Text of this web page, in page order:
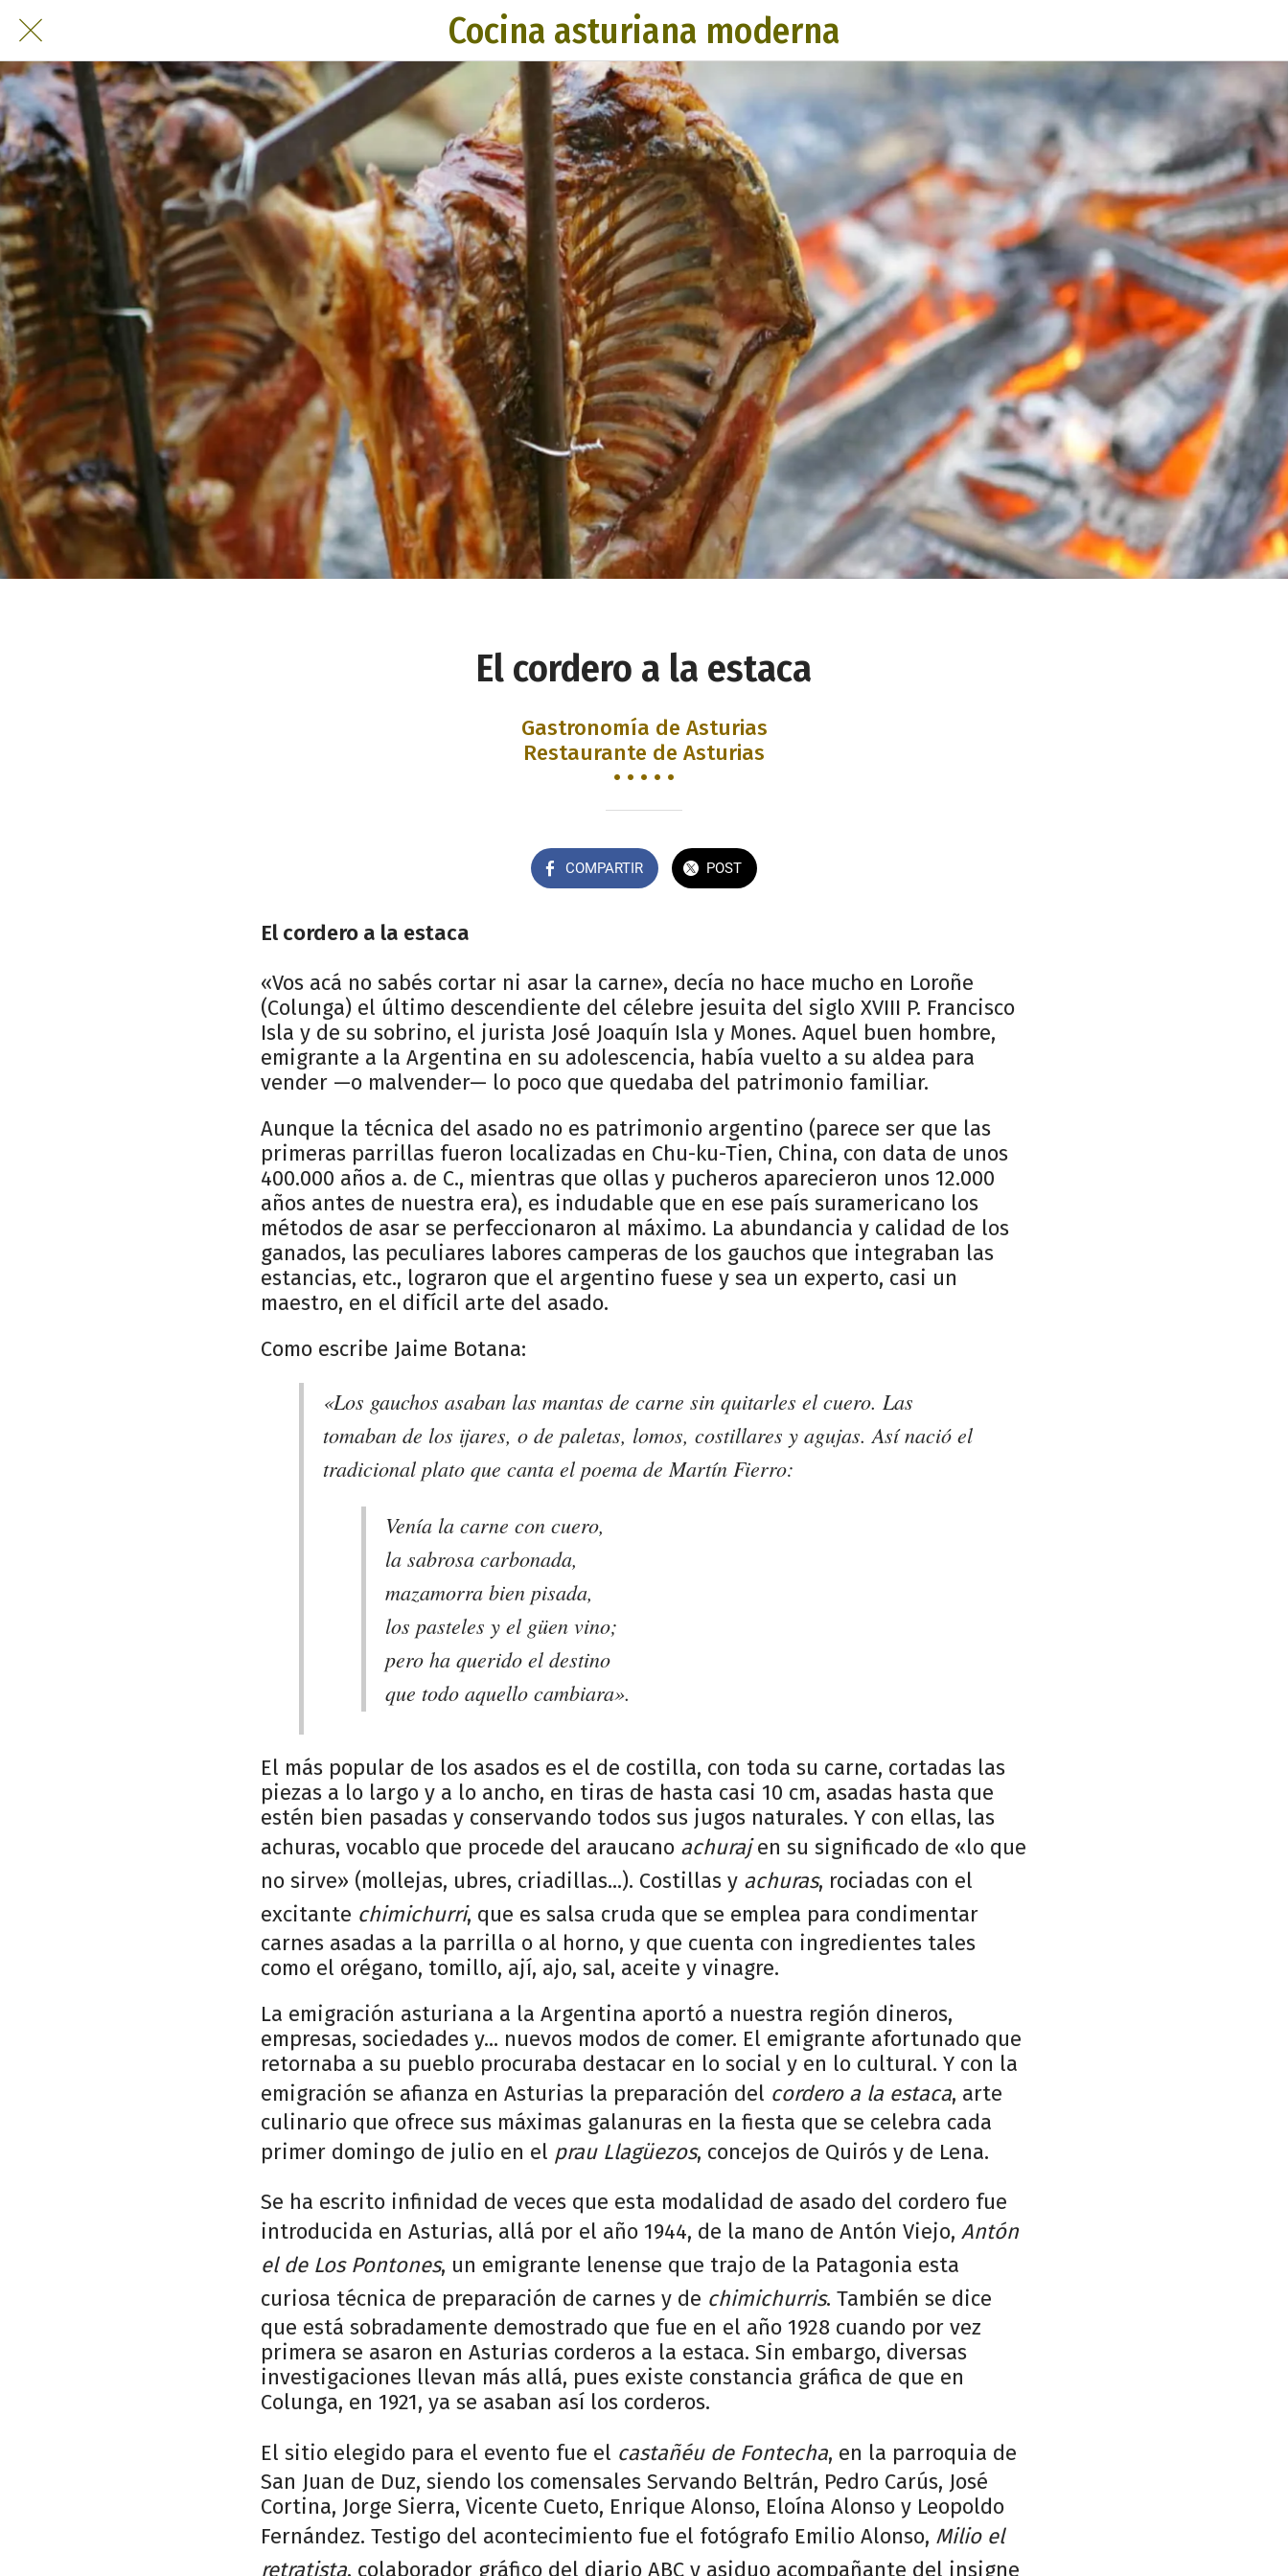
Cocina asturiana moderna
El cordero a la estaca
Gastronomía de Asturias
Restaurante de Asturias
• • • • •
COMPARTIR POST
El cordero a la estaca
«Vos acá no sabés cortar ni asar la carne», decía no hace mucho en Loroñe
(Colunga) el último descendiente del célebre jesuita del siglo XVIII P. Francisco
Isla y de su sobrino, el jurista José Joaquín Isla y Mones. Aquel buen hombre,
emigrante a la Argentina en su adolescencia, había vuelto a su aldea para
vender —o malvender— lo poco que quedaba del patrimonio familiar.
Aunque la técnica del asado no es patrimonio argentino (parece ser que las
primeras parrillas fueron localizadas en Chu-ku-Tien, China, con data de unos
400.000 años a. de C., mientras que ollas y pucheros aparecieron unos 12.000
años antes de nuestra era), es indudable que en ese país suramericano los
métodos de asar se perfeccionaron al máximo. La abundancia y calidad de los
ganados, las peculiares labores camperas de los gauchos que integraban las
estancias, etc., lograron que el argentino fuese y sea un experto, casi un
maestro, en el difícil arte del asado.
Como escribe Jaime Botana:
«Los gauchos asaban las mantas de carne sin quitarles el cuero. Las
tomaban de los ijares, o de paletas, lomos, costillares y agujas. Así nació el
tradicional plato que canta el poema de Martín Fierro:
Venía la carne con cuero,
la sabrosa carbonada,
mazamorra bien pisada,
los pasteles y el güen vino;
pero ha querido el destino
que todo aquello cambiara».
El más popular de los asados es el de costilla, con toda su carne, cortadas las
piezas a lo largo y a lo ancho, en tiras de hasta casi 10 cm, asadas hasta que
estén bien pasadas y conservando todos sus jugos naturales. Y con ellas, las
achuras, vocablo que procede del araucano achurajen su significado de «lo que
no sirve» (mollejas, ubres, criadillas...). Costillas y achuras, rociadas con el
excitante chimichurri, que es salsa cruda que se emplea para condimentar
carnes asadas a la parrilla o al horno, y que cuenta con ingredientes tales
como el orégano, tomillo, ají, ajo, sal, aceite y vinagre.
La emigración asturiana a la Argentina aportó a nuestra región dineros,
empresas, sociedades y... nuevos modos de comer. El emigrante afortunado que
retornaba a su pueblo procuraba destacar en lo social y en lo cultural. Y con la
emigración se afianza en Asturias la preparación del cordero a la estaca, arte
culinario que ofrece sus máximas galanuras en la fiesta que se celebra cada
primer domingo de julio en el prau Llagüezos, concejos de Quirós y de Lena.
Se ha escrito infinidad de veces que esta modalidad de asado del cordero fue
introducida en Asturias, allá por el año 1944, de la mano de Antón Viejo, Antón
el de Los Pontones, un emigrante lenense que trajo de la Patagonia esta
curiosa técnica de preparación de carnes y de chimichurris. También se dice
que está sobradamente demostrado que fue en el año 1928 cuando por vez
primera se asaron en Asturias corderos a la estaca. Sin embargo, diversas
investigaciones llevan más allá, pues existe constancia gráfica de que en
Colunga, en 1921, ya se asaban así los corderos.
El sitio elegido para el evento fue el castañéu de Fontecha, en la parroquia de
San Juan de Duz, siendo los comensales Servando Beltrán, Pedro Carús, José
Cortina, Jorge Sierra, Vicente Cueto, Enrique Alonso, Eloína Alonso y Leopoldo
Fernández. Testigo del acontecimiento fue el fotógrafo Emilio Alonso, Milio el
retratista, colaborador gráfico del diario ABC y asiduo acompañante del insigne